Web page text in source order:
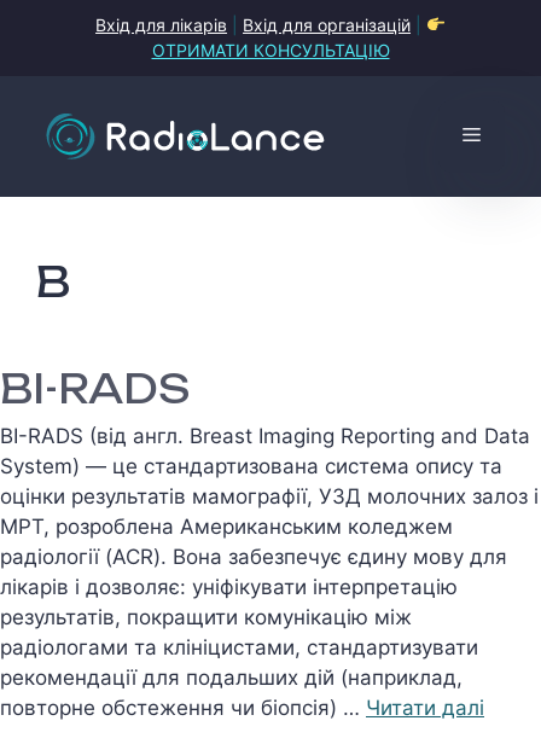
Вхід для лікарів Вхід для організацій
ОТРИМАТИ КОНСУЛЬТАЦІЮ
Меню
B
BI-RADS
BI-RADS (від англ. Breast Imaging Reporting and Data
System) — це стандартизована система опису та
оцінки результатів мамографії, УЗД молочних залоз і
МРТ, розроблена Американським коледжем
радіології (ACR). Вона забезпечує єдину мову для
лікарів і дозволяє: уніфікувати інтерпретацію
результатів, покращити комунікацію між
радіологами та клініцистами, стандартизувати
рекомендації для подальших дій (наприклад,
повторне обстеження чи біопсія) … Читати далі